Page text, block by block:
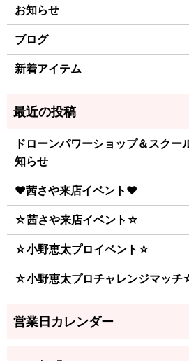
お知らせ
ブログ
新着アイテム
ドローンパワーショップ＆スク
知らせ
♥茜さや来店イベント♥
☆茜さや来店イベント☆
☆小野恵太プロイベント☆
☆小野恵太プロチャレンジマッチ